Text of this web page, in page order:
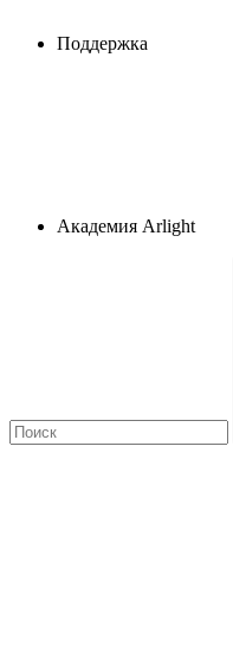
Поддержка
Академия Arlight